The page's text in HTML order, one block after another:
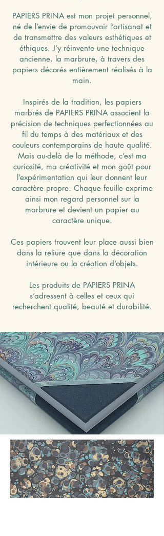
PAPIERS PRINA est mon projet personnel,
né de l’envie de promouvoir l’artisanat et
de transmettre des valeurs esthétiques et
éthiques. J’y réinvente une technique
ancienne, la marbrure, à travers des
papiers décorés entièrement réalisés à la
main.
Inspirés de la tradition, les papiers
marbrés de PAPIERS PRINA associent la
précision de techniques perfectionnées au
fil du temps à des matériaux et des
couleurs contemporains de haute qualité.
Mais au-delà de la méthode, c’est ma
curiosité, ma créativité et mon goût pour
l’expérimentation qui leur donnent leur
caractère propre. Chaque feuille exprime
ainsi mon regard personnel sur la
marbrure et devient un papier au
caractère unique.
Ces papiers trouvent leur place aussi bien
dans la reliure que dans la décoration
intérieure ou la création d’objets.
Les produits de PAPIERS PRINA
s’adressent à celles et ceux qui
recherchent qualité, beauté et durabilité.